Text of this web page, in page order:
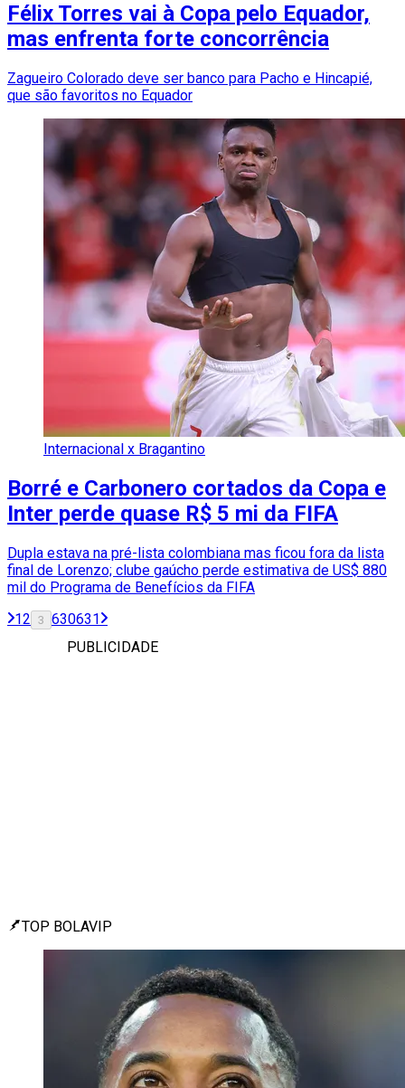
Félix Torres vai à Copa pelo Equador,
mas enfrenta forte concorrência
Zagueiro Colorado deve ser banco para Pacho e Hincapié,
que são favoritos no Equador
Internacional x Bragantino
Borré e Carbonero cortados da Copa e
Inter perde quase R$ 5 mi da FIFA
Dupla estava na pré-lista colombiana mas ficou fora da lista
final de Lorenzo; clube gaúcho perde estimativa de US$ 880
mil do Programa de Benefícios da FIFA
12 3 630631
PUBLICIDADE
TOP BOLAVIP